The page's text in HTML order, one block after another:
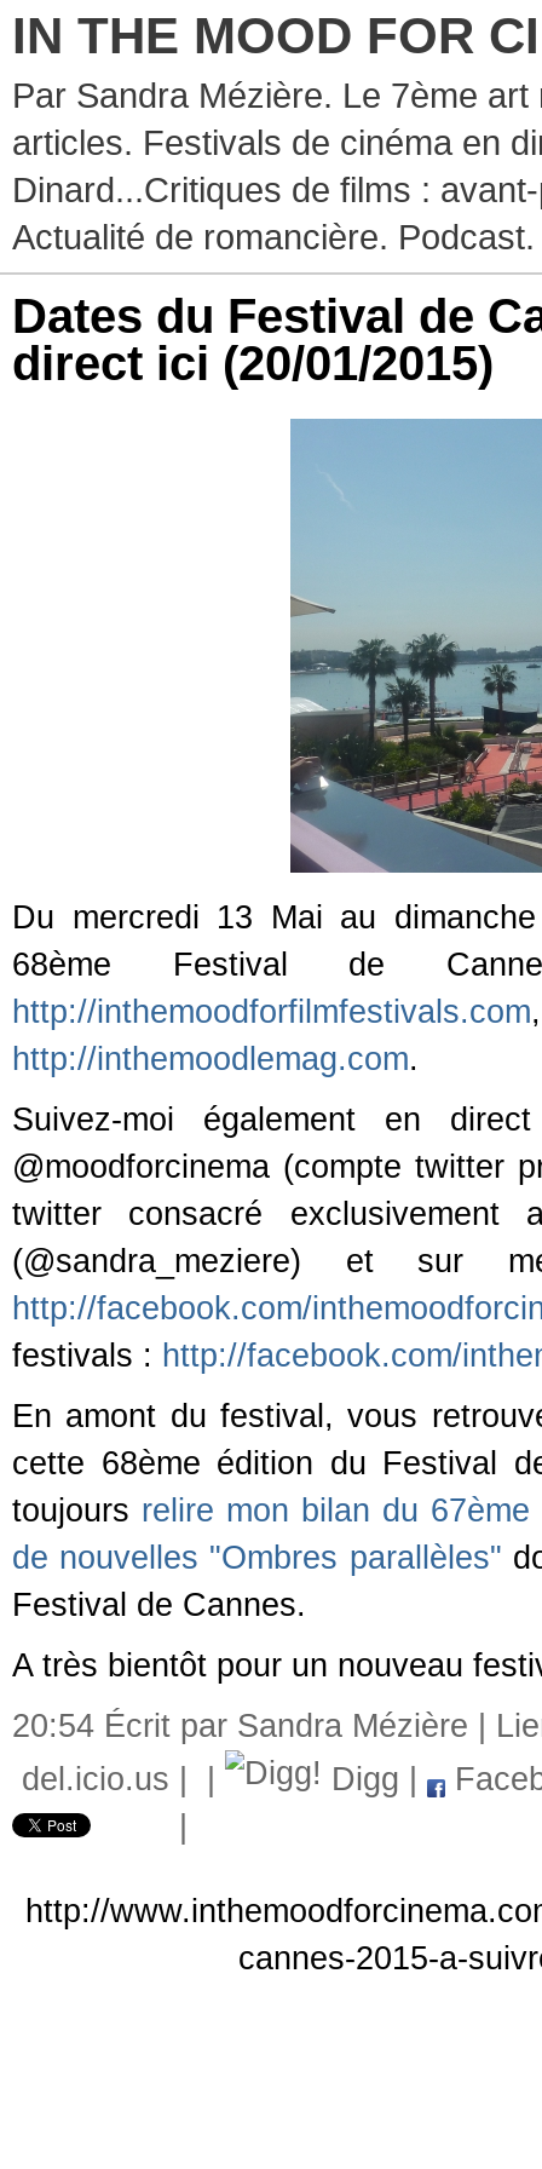
IN THE MOOD FOR
Par Sandra Mézière. Le 7ème
articles. Festivals de cinéma en
Dinard...Critiques de films :
Actualité de romancière. Podcast.
Dates du Festival de
direct ici (20/01/2015)
Du mercredi 13 Mai au
68ème Festival de
http://inthemoodforfilmfestivals.com
http://inthemoodlemag.com.
Suivez-moi également en
@moodforcinema (compte twitter
twitter consacré
(@sandra_meziere) et sur
http://facebook.com/
festivals : http://facebook.com/
En amont du festival, vous
cette 68ème édition du Festival
toujours relire mon bilan du
de nouvelles "Ombres parallèles"
Festival de Cannes.
A très bientôt pour un nouveau
20:54 Écrit par Sandra Mézière |
del.icio.us
Digg
http://
cannes-2015-a-